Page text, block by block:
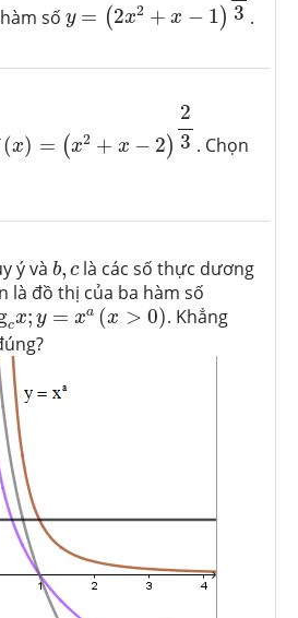
số y = (2x2 + x − 1) 3 .
(x) = (x2 + x − 2)
2
3 . Chọn
ý và b, c
b clà các số thực dương
là đồ thị của ba hàm số
cx; y = xa (x > 0)
;y=xa x>0)
. Khẳng